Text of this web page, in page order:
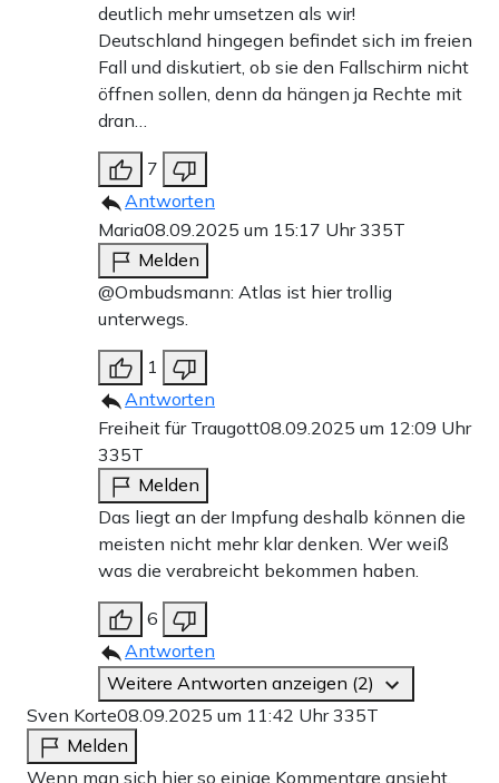
deutlich mehr umsetzen als wir!
Deutschland hingegen befindet sich im freien
Fall und diskutiert, ob sie den Fallschirm nicht
öffnen sollen, denn da hängen ja Rechte mit
dran…
7
Antworten
Maria08.09.2025 um 15:17 Uhr335T
Melden
@Ombudsmann: Atlas ist hier trollig
unterwegs.
1
Antworten
Freiheit für Traugott08.09.2025 um 12:09 Uhr
335T
Melden
Das liegt an der Impfung deshalb können die
meisten nicht mehr klar denken. Wer weiß
was die verabreicht bekommen haben.
6
Antworten
Weitere Antworten anzeigen (2)
Sven Korte08.09.2025 um 11:42 Uhr335T
Melden
Wenn man sich hier so einige Kommentare ansieht,